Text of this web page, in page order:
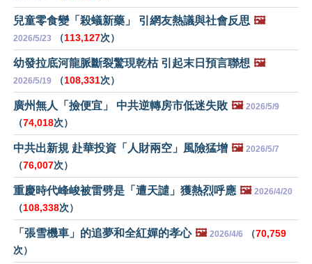
兒童零食變「殺蟻新藥」 引網友熱議與社會反思 🖼️
2026/5/23 （113,127次）
幼發拉底河龍脈斷裂驚現乾枯 引起末日預言聯想 🖼️
2026/5/19 （108,331次）
廣州無人「撿便宜」 中共逆轉房市低迷失敗 🖼️ 2026/5/9
（74,018次）
中共出新規 赴華投資「人財兩空」風險猛增 🖼️ 2026/5/7
（76,007次）
重慶時代峰峻被雷劈是「遭天譴」獲熱烈呼應 🖼️ 2026/4/20
（108,338次）
「張雪機車」的追夢和全紅嬋的孝心 🖼️ 2026/4/6 （70,759
次）